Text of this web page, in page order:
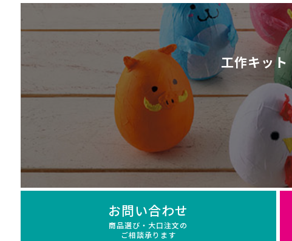
工作キッ
お問い合わせ
商品選び・大口注文の
ご相談承ります